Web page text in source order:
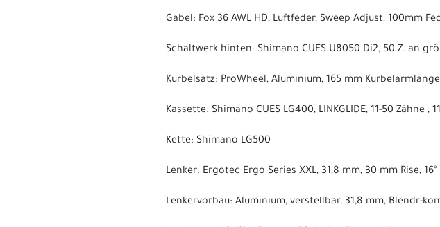
Gabel: Fox 36 AWL HD, Luftfeder, Sweep Adjust, 100mm
Schaltwerk hinten: Shimano CUES U8050 Di2, 50 Z. an
Kurbelsatz: ProWheel, Aluminium, 165 mm Kurbelarmlänge
Kassette: Shimano CUES LG400, LINKGLIDE, 11-50 Zähne ,
Kette: Shimano LG500
Lenker: Ergotec Ergo Series XXL, 31,8 mm, 30 mm Rise,
Lenkervorbau: Aluminium, verstellbar, 31,8 mm, Blendr-